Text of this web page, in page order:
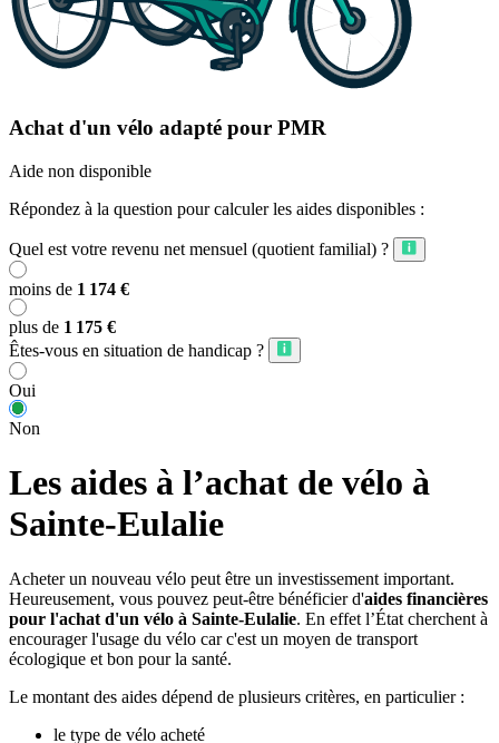
Achat d'un vélo adapté pour PMR
Aide non disponible
Répondez à la question pour calculer les aides disponibles :
Quel est votre revenu net mensuel (quotient familial) ?
moins de 1 174 €
plus de 1 175 €
Êtes-vous en situation de handicap ?
Oui
Non
Les aides à l’achat de vélo à
Sainte-Eulalie
Acheter un nouveau vélo peut être un investissement important.
Heureusement, vous pouvez peut-être bénéficier d'aides financières
pour l'achat d'un vélo à Sainte-Eulalie. En effet l’État cherchent à
encourager l'usage du vélo car c'est un moyen de transport
écologique et bon pour la santé.
Le montant des aides dépend de plusieurs critères, en particulier :
le type de vélo acheté